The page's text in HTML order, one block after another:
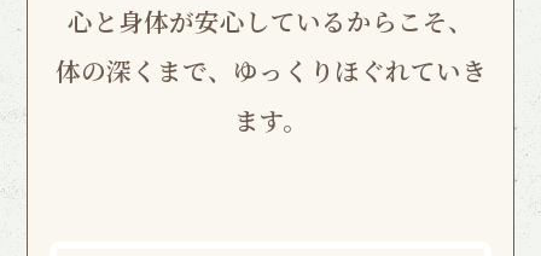
心と身体が安心しているからこそ、
体の深くまで、ゆっくりほぐれていき
ます。